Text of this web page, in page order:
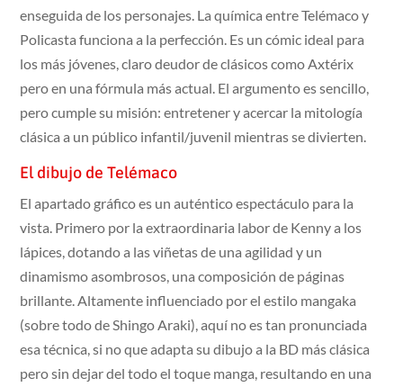
enseguida de los personajes. La química entre Telémaco y
Policasta funciona a la perfección. Es un cómic ideal para
los más jóvenes, claro deudor de clásicos como Axtérix
pero en una fórmula más actual. El argumento es sencillo,
pero cumple su misión: entretener y acercar la mitología
clásica a un público infantil/juvenil mientras se divierten.
El dibujo de Telémaco
El apartado gráfico es un auténtico espectáculo para la
vista. Primero por la extraordinaria labor de Kenny a los
lápices, dotando a las viñetas de una agilidad y un
dinamismo asombrosos, una composición de páginas
brillante. Altamente influenciado por el estilo mangaka
(sobre todo de Shingo Araki), aquí no es tan pronunciada
esa técnica, si no que adapta su dibujo a la BD más clásica
pero sin dejar del todo el toque manga, resultando en una